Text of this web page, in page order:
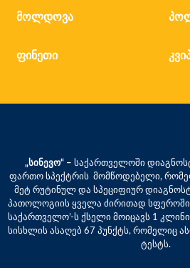
მოლდოვა
ფინეთი
„სინევო“ – საქართველოში
ფართო სპექტრის მომწოდებელი,
მეტ რუტინულ და სპეციფიურ
პათოლოგიის ყველა ძირითად სფეროში.
საქართველო’-ს ქსელი მოიცავს 1
სისხლის ასაღებ 67 პუნქტს, რომელიც
ტესტს.